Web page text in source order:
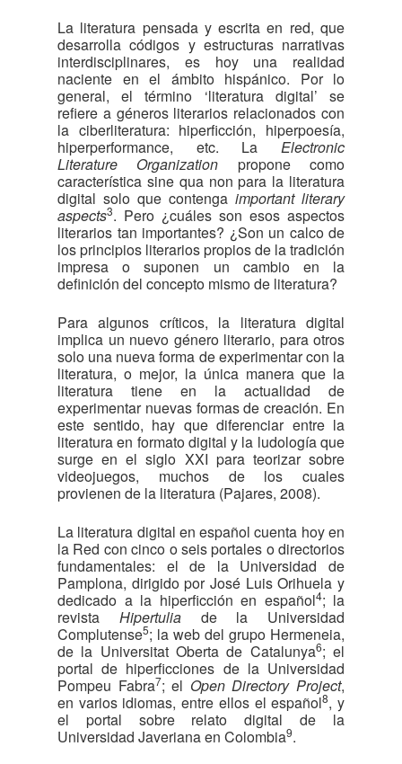
La literatura pensada y escrita en red, que
desarrolla códigos y estructuras narrativas
interdisciplinares, es hoy una realidad
naciente en el ámbito hispánico. Por lo
general, el término ‘literatura digital’ se
refiere a géneros literarios relacionados con
la ciberliteratura: hiperficción, hiperpoesía,
hiperperformance, etc. La Electronic
Literature Organization propone como
característica sine qua non para la literatura
digital solo que contenga important literary
aspects3. Pero ¿cuáles son esos aspectos
literarios tan importantes? ¿Son un calco de
los principios literarios propios de la tradición
impresa o suponen un cambio en la
definición del concepto mismo de literatura?
Para algunos críticos, la literatura digital
implica un nuevo género literario, para otros
solo una nueva forma de experimentar con la
literatura, o mejor, la única manera que la
literatura tiene en la actualidad de
experimentar nuevas formas de creación. En
este sentido, hay que diferenciar entre la
literatura en formato digital y la ludología que
surge en el siglo XXI para teorizar sobre
videojuegos, muchos de los cuales
provienen de la literatura (Pajares, 2008).
La literatura digital en español cuenta hoy en
la Red con cinco o seis portales o directorios
fundamentales: el de la Universidad de
Pamplona, dirigido por José Luis Orihuela y
dedicado a la hiperficción en español4; la
revista Hipertulia de la Universidad
Complutense5; la web del grupo Hermeneia,
de la Universitat Oberta de Catalunya6; el
portal de hiperficciones de la Universidad
Pompeu Fabra7; el Open Directory Project,
en varios idiomas, entre ellos el español8, y
el portal sobre relato digital de la
Universidad Javeriana en Colombia9.